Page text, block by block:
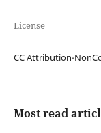
License
CC Attribution-
Most read